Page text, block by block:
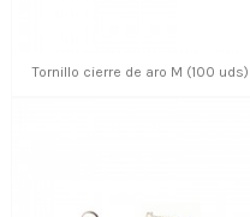
Tornillo cierre de aro M (100 uds)